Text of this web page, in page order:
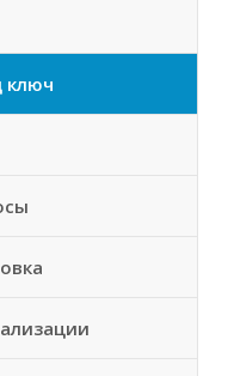
ключ